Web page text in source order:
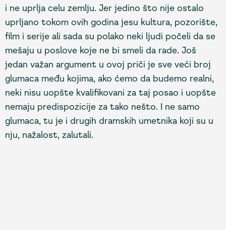
i ne uprlja celu zemlju. Jer jedino što nije ostalo
uprljano tokom ovih godina jesu kultura, pozorište,
film i serije ali sada su polako neki ljudi počeli da se
mešaju u poslove koje ne bi smeli da rade. Još
jedan važan argument u ovoj priči je sve veći broj
glumaca među kojima, ako ćemo da budemo realni,
neki nisu uopšte kvalifikovani za taj posao i uopšte
nemaju predispozicije za tako nešto. I ne samo
glumaca, tu je i drugih dramskih umetnika koji su u
nju, nažalost, zalutali.